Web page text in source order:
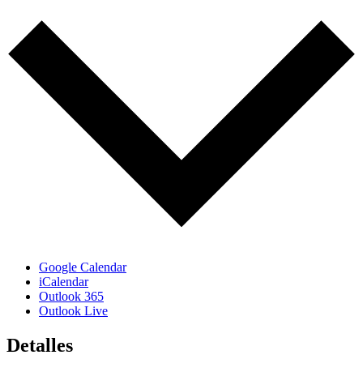
Google Calendar
iCalendar
Outlook 365
Outlook Live
Detalles